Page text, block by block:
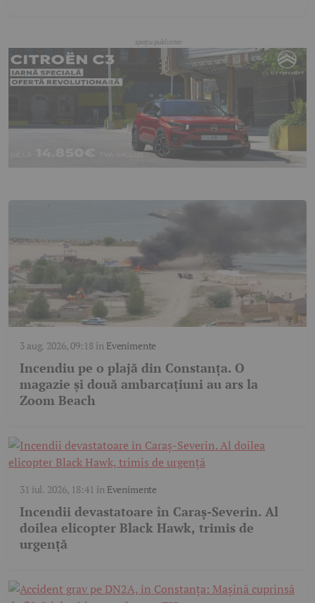
3 aug. 2026, 09:18în Evenimente
Incendiu pe o plajă din Constanța. O
magazie și două ambarcațiuni au ars la
Zoom Beach
31 iul. 2026, 18:41 în Evenimente
Incendii devastatoare în Caraș-Severin. Al
doilea elicopter Black Hawk, trimis de
urgență